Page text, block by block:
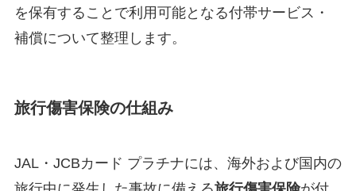
を保有することで利用可能となる付帯サービス・
補償について整理します。
旅行傷害保険の仕組み
JAL・JCBカード プラチナには、海外および国内の